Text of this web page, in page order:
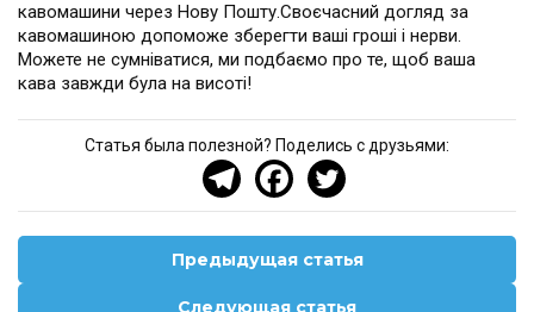
кавомашини через Нову Пошту.Своєчасний догляд за
кавомашиною допоможе зберегти ваші гроші і нерви.
Можете не сумніватися, ми подбаємо про те, щоб ваша
кава завжди була на висоті!
Статья была полезной? Поделись с друзьями:
Предыдущая статья
Следующая статья